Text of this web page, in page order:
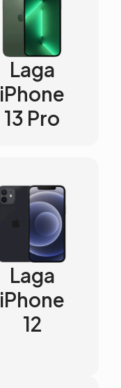
Laga
iPhone
13 Pro
Laga
iPhone
12